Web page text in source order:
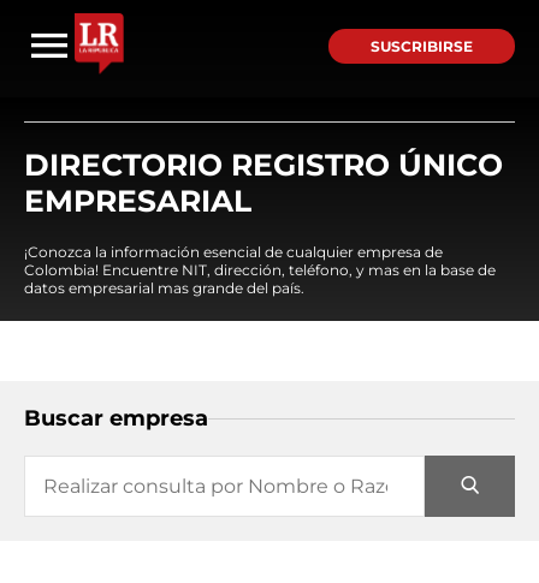
SUSCRIBIRSE
DIRECTORIO REGISTRO ÚNICO
EMPRESARIAL
¡Conozca la información esencial de cualquier empresa de
Colombia! Encuentre NIT, dirección, teléfono, y mas en la base de
datos empresarial mas grande del país.
Buscar empresa